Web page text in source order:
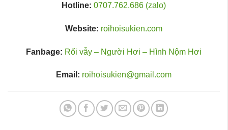
Hotline: 0707.762.686 (zalo)
Website: roihoisukien.com
Fanbage: Rối vẫy – Người Hơi – Hình Nộm Hơi
Email: roihoisukien@gmail.com